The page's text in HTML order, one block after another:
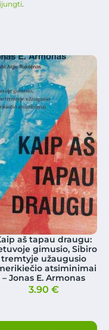
.
aš tapau draugu:
gimusio, Sibiro
tremtyje užaugusio
atsiminimai
– Jonas E. Armonas
3.90 €